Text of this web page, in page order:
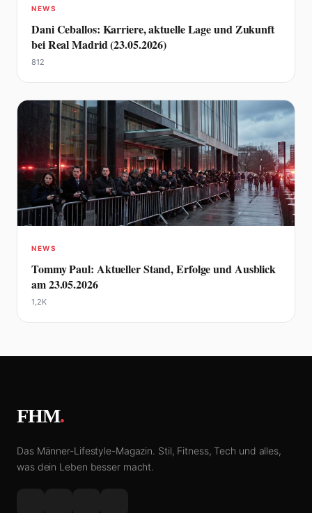
NEWS
Dani Ceballos: Karriere, aktuelle Lage und Zukunft
bei Real Madrid (23.05.2026)
812
NEWS
Tommy Paul: Aktueller Stand, Erfolge und Ausblick
am 23.05.2026
1,2K
FHM.
Das Männer-Lifestyle-Magazin. Stil, Fitness, Tech und alles,
was dein Leben besser macht.